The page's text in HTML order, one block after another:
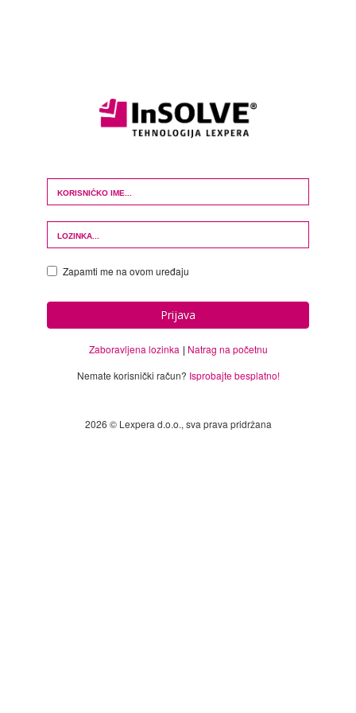
Login Form
Zapamti me na ovom uređaju
Prijava
Zaboravljena lozinka
Natrag na početnu
Nemate korisnički račun? Isprobajte besplatno!
2026 © Lexpera d.o.o., sva prava pridržana